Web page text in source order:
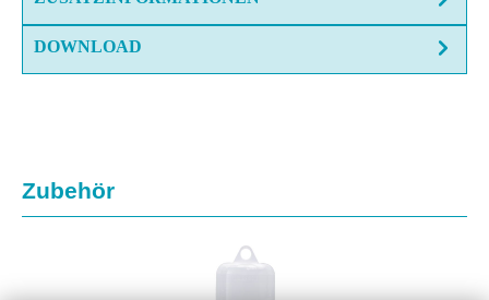
DOWNLOAD
Produktgalerie überspringen
Zubehör